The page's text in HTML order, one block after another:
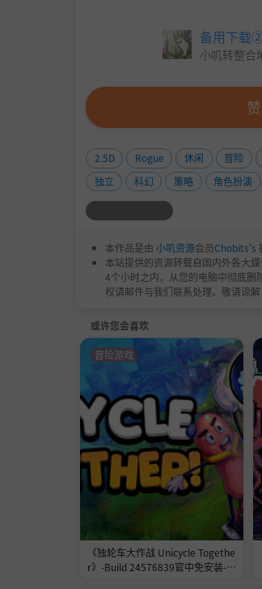
局内的浴血奋战，皆为局
将你在各个星域掠夺的稀
这片由你亲手规划的星际
备用下载
小叽转整合
赞
2.5D Rogue 休闲 冒险
独立
科幻 策略 角色扮演
本作品是由 小叽资源会员Chobits's
本站提供的资源转载自国内外各大
4个小时之内，从您的电脑中彻底删
权请邮件与我们联系处理。敬请谅
或许您会喜欢
《独轮车大作战 Unicycle Togethe
r》-Build 24576839官中免安装-简
冒险游戏